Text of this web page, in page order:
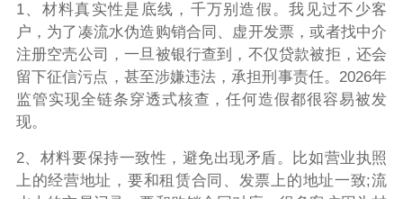
1、材料真实性是底线，千万别造假。我见过不少客
户，为了凑流水伪造购销合同、虚开发票，或者找中介
注册空壳公司，一旦被银行查到，不仅贷款被拒，还会
留下征信污点，甚至涉嫌违法，承担刑事责任。2026年
监管实现全链条穿透式核查，任何造假都很容易被发
现。
2、材料要保持一致性，避免出现矛盾。比如营业执照
上的经营地址，要和租赁合同、发票上的地址一致;流